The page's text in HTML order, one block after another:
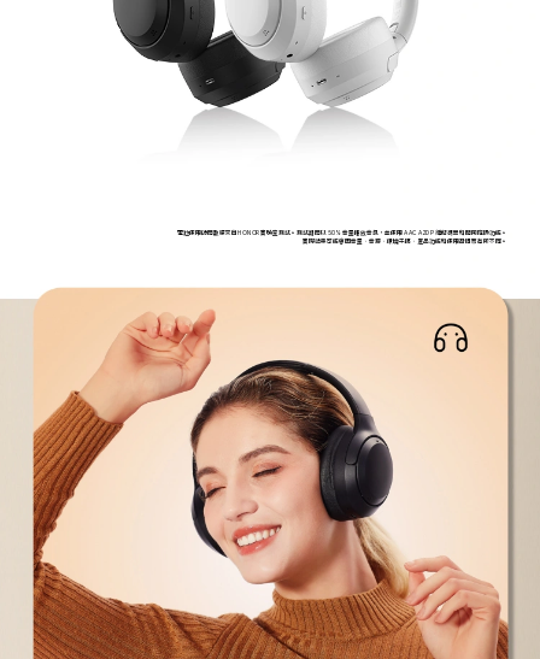
電池使用時間數據來自HONOR實驗室測試。測試期間以 50% 音量播放音訊，並使用 AAC A2DP 編解碼器和關閉降噪功能。
實際結果可能會因音量、音源、環境干擾、產品功能和使用習慣而有所不同。